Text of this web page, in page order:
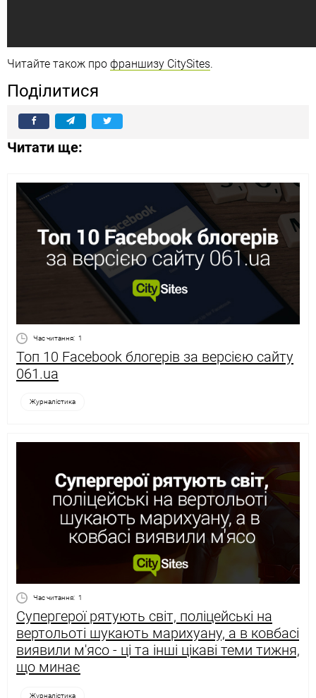
Читайте також про франшизу CitySites.
Поділитися
Читати ще:
Час читання: 1
Топ 10 Facebook блогерів за версією сайту
061.ua
Журналістика
Час читання: 1
Супергерої рятують світ, поліцейські на
вертольоті шукають марихуану, а в ковбасі
виявили м'ясо - ці та інші цікаві теми тижня,
що минає
Журналістика